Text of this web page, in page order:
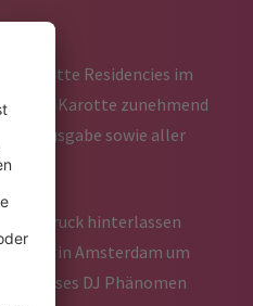
Er hatte Residencies im
wurde Karotte zunehmend
Ausgabe sowie aller
Eindruck hinterlassen
80 in Amsterdam um
dieses DJ Phänomen